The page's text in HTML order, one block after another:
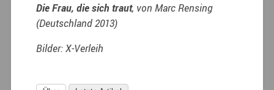
Die Frau, die sich traut, von Marc Rensing
(Deutschland 2013)
Bilder: X-Verleih